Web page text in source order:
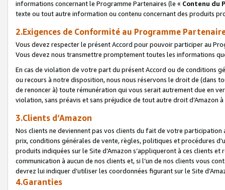
informations concernant le Programme Partenaires (le « Contenu du
texte ou tout autre information ou contenu concernant des produits
2.Exigences de Conformité au Programme
Vous devez respecter le présent Accord pour pouvoir participer au
Vous devez nous transmettre promptement toutes les informations
En cas de violation de votre part du présent Accord ou de conditions
ou recours à notre disposition, nous nous réservons le droit de (dans
de renoncer à) toute rémunération qui vous serait autrement due en
violation, sans préavis et sans préjudice de tout autre droit
3.Clients d’Amazon
Nos clients ne deviennent pas vos clients du fait de votre
prix, conditions générales de vente, règles, politiques et procédures
produits indiquées sur le Site d’Amazon s’appliqueront à ces clients
communication à aucun de nos clients et, si l’un de nos clients vous
devrez lui indiquer d’utiliser les coordonnées figurant sur le Site
4.Garanties